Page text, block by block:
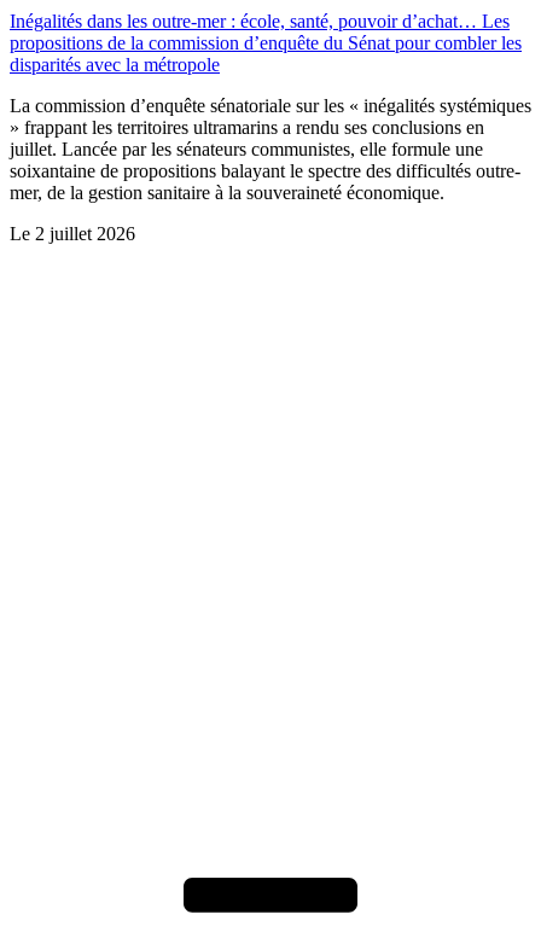
Inégalités dans les outre-mer : école, santé, pouvoir d’achat… Les
propositions de la commission d’enquête du Sénat pour combler les
disparités avec la métropole
La commission d’enquête sénatoriale sur les « inégalités systémiques
» frappant les territoires ultramarins a rendu ses conclusions en
juillet. Lancée par les sénateurs communistes, elle formule une
soixantaine de propositions balayant le spectre des difficultés outre-
mer, de la gestion sanitaire à la souveraineté économique.
Le 2 juillet 2026